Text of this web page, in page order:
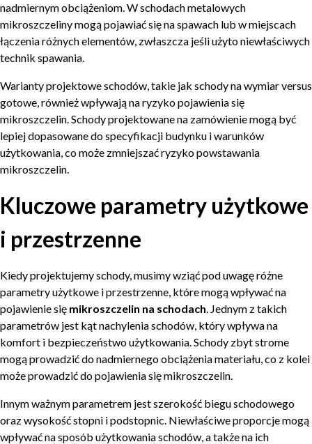
nadmiernym obciążeniom. W schodach metalowych
mikroszczeliny mogą pojawiać się na spawach lub w miejscach
łączenia różnych elementów, zwłaszcza jeśli użyto niewłaściwych
technik spawania.
Warianty projektowe schodów, takie jak schody na wymiar versus
gotowe, również wpływają na ryzyko pojawienia się
mikroszczelin. Schody projektowane na zamówienie mogą być
lepiej dopasowane do specyfikacji budynku i warunków
użytkowania, co może zmniejszać ryzyko powstawania
mikroszczelin.
Kluczowe parametry użytkowe
i przestrzenne
Kiedy projektujemy schody, musimy wziąć pod uwagę różne
parametry użytkowe i przestrzenne, które mogą wpływać na
pojawienie się mikroszczelin na schodach. Jednym z takich
parametrów jest kąt nachylenia schodów, który wpływa na
komfort i bezpieczeństwo użytkowania. Schody zbyt strome
mogą prowadzić do nadmiernego obciążenia materiału, co z kolei
może prowadzić do pojawienia się mikroszczelin.
Innym ważnym parametrem jest szerokość biegu schodowego
oraz wysokość stopni i podstopnic. Niewłaściwe proporcje mogą
wpływać na sposób użytkowania schodów, a także na ich